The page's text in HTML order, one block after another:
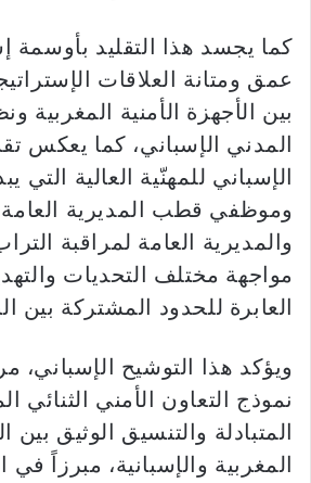
كما يجسد هذا التقليد بأوسمة
عمق ومتانة العلاقات
بين الأجهزة الأمنية المغربية
المدني الإسباني، كما يعكس
الإسباني للمهنّية العالية التي
وموظفي قطب المديرية العامة
والمديرية العامة لمراقبة
مواجهة مختلف التحديات
العابرة للحدود المشتركة بين
ويؤكد هذا التوشيح الإسباني،
نموذج التعاون الأمني الثنائي
المتبادلة والتنسيق الوثيق بين
المغربية والإسبانية، مبرزاً في